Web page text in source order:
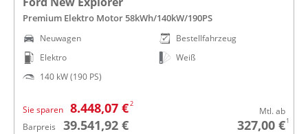
Premium Elektro Motor 58kWh/140kW/190PS
Neuwagen
Elektro
140 kW (190 PS)
Bestellfahrzeug
Weiß
Sie sparen 8.448,07 €2
Barpreis 39.541,92 €
Mtl. ab
327,00 €1